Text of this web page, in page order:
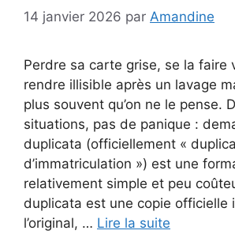
14 janvier 2026 par Amandine
Perdre sa carte grise, se la faire
rendre illisible après un lavage
plus souvent qu’on ne le pense.
situations, pas de panique :
duplicata (officiellement «
d’immatriculation ») est une
relativement simple et peu
duplicata est une copie officielle
l’original, … Lire la suite